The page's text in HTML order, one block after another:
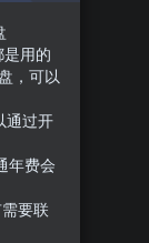
用的
，可以
通过开
年费会
要联